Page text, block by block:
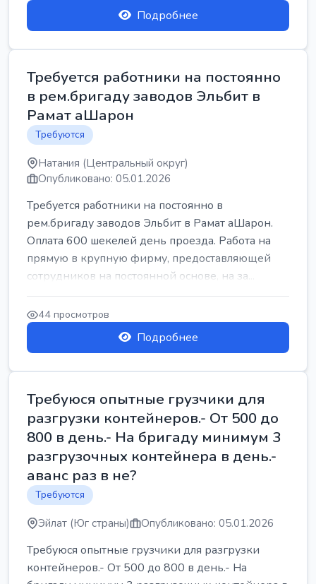
Подробнее
Требуется работники на постоянно
в рем.бригаду заводов Эльбит в
Рамат аШарон
Требуются
Натания (Центральный округ)
Опубликовано: 05.01.2026
Требуется работники на постоянно в
рем.бригаду заводов Эльбит в Рамат аШарон.
Оплата 600 шекелей день проезда. Работа на
прямую в крупную фирму, предоставляющей
сотрудников на постоянной основе, на за...
44 просмотров
Подробнее
Требуюся опытные грузчики для
разгрузки контейнеров.- От 500 до
800 в день.- На бригаду минимум 3
разгрузочных контейнера в день.-
аванс раз в не?
Требуются
Эйлат (Юг страны) Опубликовано: 05.01.2026
Требуюся опытные грузчики для разгрузки
контейнеров.- От 500 до 800 в день.- На